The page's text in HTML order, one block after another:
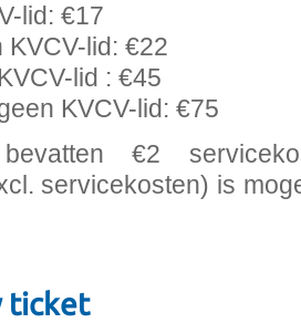
lid: €17
KVCV-lid: €22
lid : €45
KVCV-lid: €75
€2
servicekosten) is
ticket